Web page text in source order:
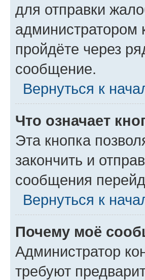
для отправки
администратором
пройдёте через
сообщение.
Вернуться к
Что означает
Эта кнопка
закончить и
сообщения
Вернуться к
Почему моё
Администратор
требуют